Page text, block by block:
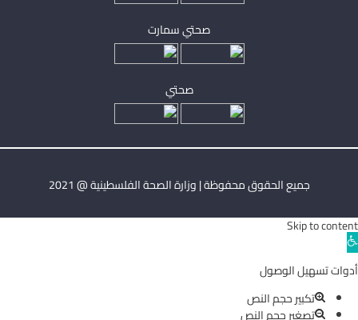
صحتي سمارت
صحتي
جميع الحقوق محفوظة | وزارة الصحة الفلسطينية @ 2021
Skip to content
Open
toolbar
أدوات تسهيل الوصول
تكبير حجم النص
تصغير حجم النص